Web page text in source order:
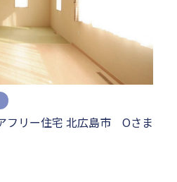
フリー住宅 北広島市 Oさま